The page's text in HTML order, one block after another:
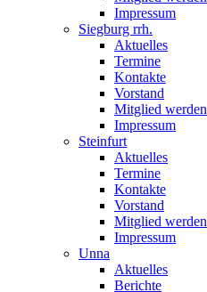
Impressum
Siegburg rrh.
Aktuelles
Termine
Kontakte
Vorstand
Mitglied werden
Impressum
Steinfurt
Aktuelles
Termine
Kontakte
Vorstand
Mitglied werden
Impressum
Unna
Aktuelles
Berichte